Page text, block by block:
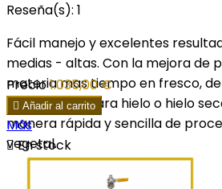
Reseña(s): 1
Fácil manejo y excelentes
medias - altas. Con la mejora de
materia mas tiempo en fresco,
encamisado para hielo o hielo
manera rápida y sencilla de
vegetal.
Precio1.035,00 €
 Añadir al carrito
Más
En stock